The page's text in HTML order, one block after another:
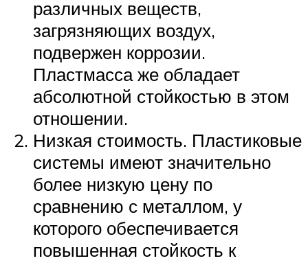
различных веществ,
загрязняющих воздух,
подвержен коррозии.
Пластмасса же обладает
абсолютной стойкостью в этом
отношении.
Низкая стоимость. Пластиковые
системы имеют значительно
более низкую цену по
сравнению с металлом, у
которого обеспечивается
повышенная стойкость к